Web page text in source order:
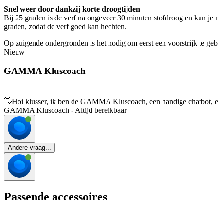
Snel weer door dankzij korte droogtijden
Bij 25 graden is de verf na ongeveer 30 minuten stofdroog en kun
graden, zodat de verf goed kan hechten.
Op zuigende ondergronden is het nodig om eerst een voorstrijk te
Nieuw
GAMMA Kluscoach
👋Hoi klusser, ik ben de GAMMA Kluscoach, een handige chatbot,
GAMMA Kluscoach - Altijd bereikbaar
Andere vraag...
Passende accessoires